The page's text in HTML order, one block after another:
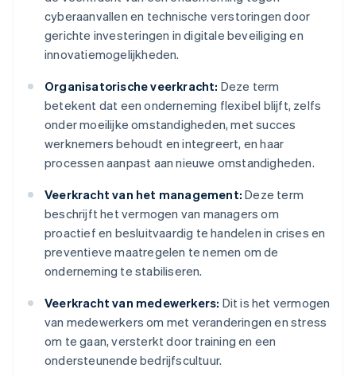
cyberaanvallen en technische verstoringen door
gerichte investeringen in digitale beveiliging en
innovatiemogelijkheden.
Organisatorische veerkracht: Deze term
betekent dat een onderneming flexibel blijft, zelfs
onder moeilijke omstandigheden, met succes
werknemers behoudt en integreert, en haar
processen aanpast aan nieuwe omstandigheden.
Veerkracht van het management: Deze term
beschrijft het vermogen van managers om
proactief en besluitvaardig te handelen in crises en
preventieve maatregelen te nemen om de
onderneming te stabiliseren.
Veerkracht van medewerkers: Dit is het vermogen
van medewerkers om met veranderingen en stress
om te gaan, versterkt door training en een
ondersteunende bedrijfscultuur.